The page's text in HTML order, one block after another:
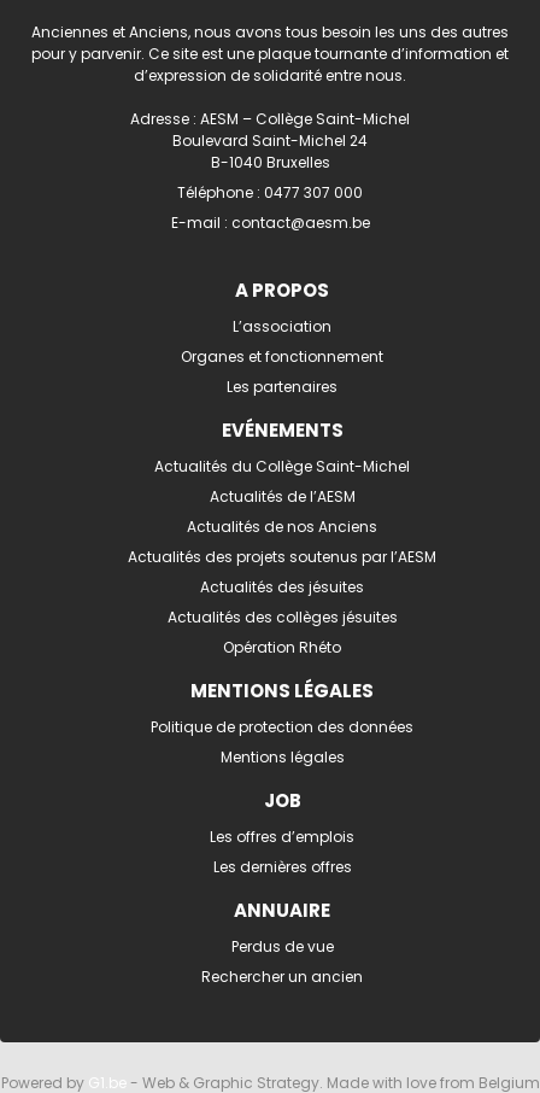
Anciennes et Anciens, nous avons tous besoin les uns des autres
pour y parvenir. Ce site est une plaque tournante d’information et
d’expression de solidarité entre nous.
Adresse : AESM – Collège Saint-Michel
Boulevard Saint-Michel 24
B-1040 Bruxelles
Téléphone : 0477 307 000
E-mail : contact@aesm.be
A PROPOS
L’association
Organes et fonctionnement
Les partenaires
EVÉNEMENTS
Actualités du Collège Saint-Michel
Actualités de l’AESM
Actualités de nos Anciens
Actualités des projets soutenus par l’AESM
Actualités des jésuites
Actualités des collèges jésuites
Opération Rhéto
MENTIONS LÉGALES
Politique de protection des données
Mentions légales
JOB
Les offres d’emplois
Les dernières offres
ANNUAIRE
Perdus de vue
Rechercher un ancien
Powered by G1.be- Web & Graphic Strategy. Made with love from Belgium